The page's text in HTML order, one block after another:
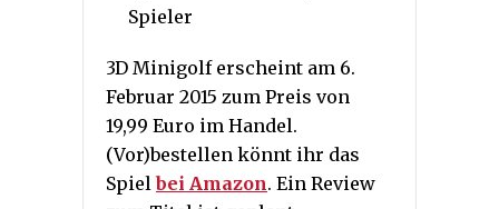
Spieler
3D Minigolf erscheint am 6.
Februar 2015 zum Preis von
19,99 Euro im Handel.
(Vor)bestellen könnt ihr das
Spielbei Amazon. Ein Review